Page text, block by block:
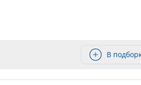
В